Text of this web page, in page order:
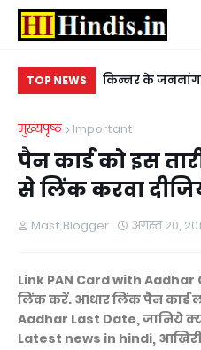
TOP NEWS
- Ganv ki
किन्नर के जननांग
मुख्यपृष्ठ
Important
पैन कार्ड को इस
से लिंक करवा
Mast Blogger अगस्त 20,
Link PAN Card with Aadhar
लिंक करें. आधार लिंक पैन कार्ड
Aadhar Last Date, जानिये
Latest news in hindi, आखिरी